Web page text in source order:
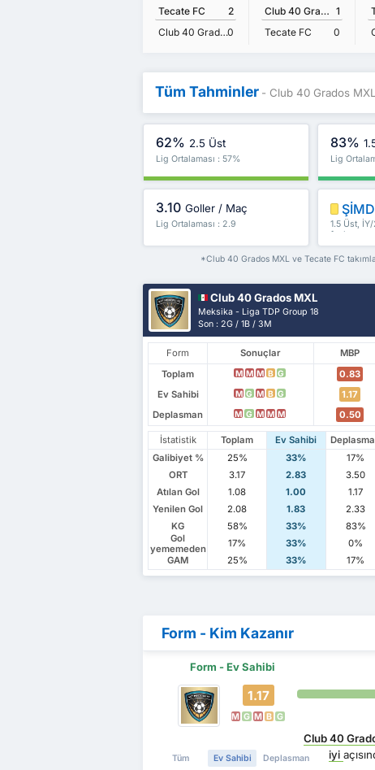
Tecate FC
2
Club 40 Grados MXL0
Club 40 Grados MXL 1
Tecate FC
0
Tüm Tahminler - Club 40 Grados
62% 2.5 Üst
Lig Ortalaması : 57%
83%
Lig
3.10 Goller / Maç
Lig Ortalaması : 2.9
1.5 Üst,
fazlası
*Club 40 Grados MXL ve Tecate FC
Club 40 Grados MXL
Meksika - Liga TDP Group 18
Son : 2G / 1B / 3M
Form Sonuçlar
MBP
Toplam
M M M B G
0.83
Ev Sahibi
M G M B G
1.17
Deplasman
M G M M M 0.50
İstatistik Toplam Ev Sahibi
Galibiyet %
25% 33%
17%
ORT
3.17 2.83
3.50
Atılan Gol
1.08 1.00
1.17
Yenilen Gol
2.08 1.83
2.33
KG
58% 33%
83%
Gol
yememeden
17% 33%
0%
GAM
25% 33% 17%
Form - Kim Kazanır
Form - Ev Sahibi
1.17
M G M B G
Tüm Ev Sahibi Deplasman
Club 40
iyi